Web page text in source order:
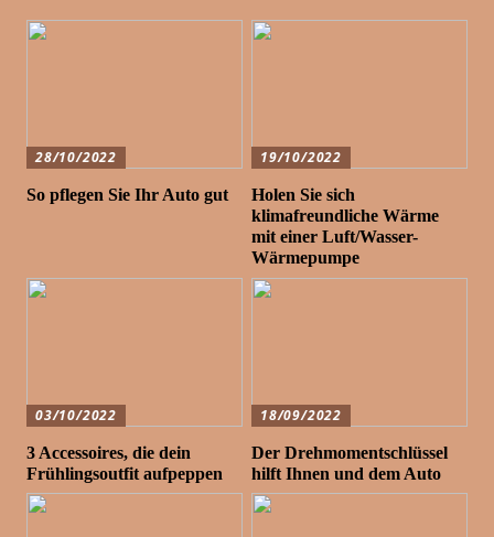
28/10/2022
So pflegen Sie Ihr Auto gut
19/10/2022
Holen Sie sich
klimafreundliche Wärme
mit einer Luft/Wasser-
Wärmepumpe
03/10/2022
3 Accessoires, die dein
Frühlingsoutfit aufpeppen
18/09/2022
Der Drehmomentschlüssel
hilft Ihnen und dem Auto